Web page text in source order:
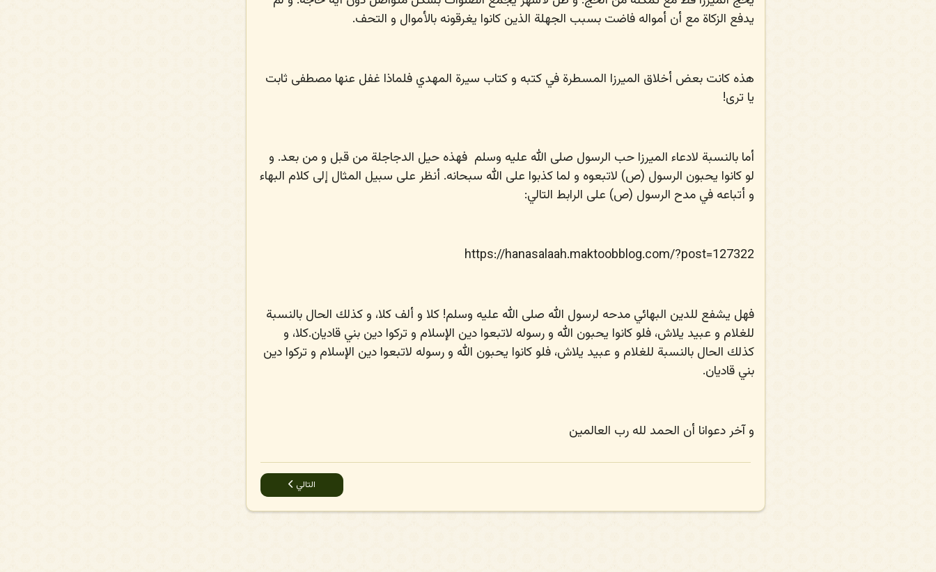
يدفع الزكاة مع أن أمواله فاضت بسبب الجهلة الذين كانوا يغرقونه بالأموال و التحف.
هذه كانت بعض أخلاق الميرزا المسطرة في كتبه و كتاب سيرة المهدي فلماذا غفل عنها مصطفى ثابت
يا ترى!
أما بالنسبة لادعاء الميرزا حب الرسول صلى الله عليه وسلم فهذه حيل الدجاجلة من قبل و من بعد. و
لو كانوا يحبون الرسول (ص) لاتبعوه و لما كذبوا على الله سبحانه. أنظر على سبيل المثال إلى كلام البهاء
و أتباعه في مدح الرسول (ص) على الرابط التالي:
https://hanasalaah.maktoobblog.com/?post=127322
فهل يشفع للدين البهائي مدحه لرسول الله صلى الله عليه وسلم! كلا و ألف كلا، و كذلك الحال بالنسبة
للغلام و عبيد يلاش، فلو كانوا يحبون الله و رسوله لاتبعوا دين الإسلام و تركوا دين بني قاديان.كلا، و
كذلك الحال بالنسبة للغلام و عبيد يلاش، فلو كانوا يحبون الله و رسوله لاتبعوا دين الإسلام و تركوا دين
بني قاديان.
و آخر دعوانا أن الحمد لله رب العالمين
المقال التالي: نعم الغلام القادياني هَلَكَ في المرحاض
التالي